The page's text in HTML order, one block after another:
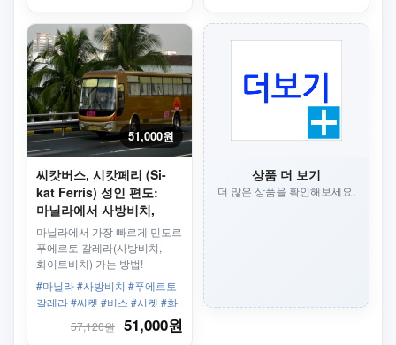
51,000원
씨캇버스, 시캇페리 (Si-
kat Ferris) 성인 편도:
마닐라에서 사방비치,
화이트비치(푸에르토
칼레라)까지 한번에
마닐라에서 가장 빠르게 민도르
푸에르토 갈레라(사방비치,
화이트비치) 가는 방법!
#마닐라 #사방비치 #푸에르토
갈레라 #씨켓 #버스 #시켓 #화
57,120원 51,000원
상품 더 보기
더 많은 상품을 확인해보세요.